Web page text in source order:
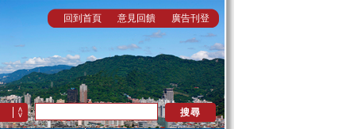
回到首頁 意見回饋 廣告刊登